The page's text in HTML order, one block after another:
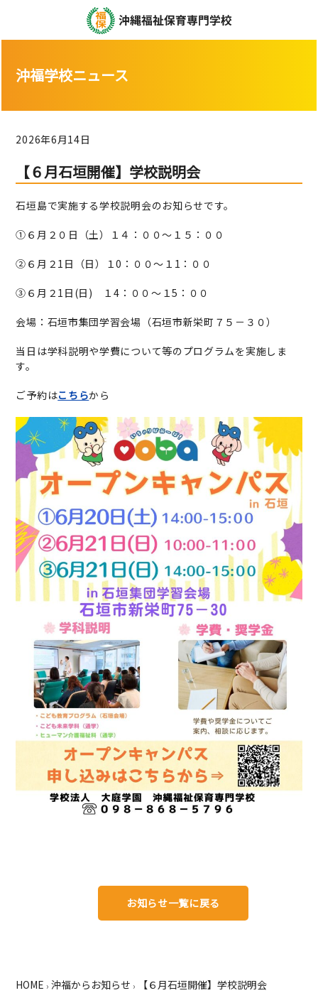
沖福学校ニュース
2026年6月14日
【６月石垣開催】学校説明会
石垣島で実施する学校説明会のお知らせです。
①６月２０日（土）１４：００～１５：００
②６月２1日（日）１0：００～１1：００
③６月２1日(日) １4：００～１5：００
会場：石垣市集団学習会場（石垣市新栄町７５－３０）
当日は学科説明や学費について等のプログラムを実施しま
す。
ご予約はこちらから
お知らせ一覧に戻る
HOME › 沖福からお知らせ › 【６月石垣開催】学校説明会